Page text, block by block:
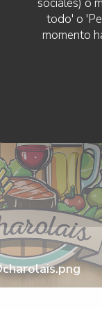
todo' o
momento